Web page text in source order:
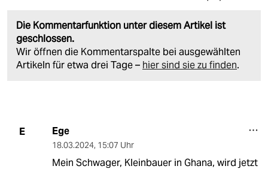
Die Kommentarfunktion unter diesem Artikel ist
geschlossen.
Wir öffnen die Kommentarspalte bei ausgewählten
Artikeln für etwa drei Tage – hier sind sie zu finden.
E Ege
18.03.2024, 15:07 Uhr
Mein Schwager, Kleinbauer in Ghana, wird jetzt